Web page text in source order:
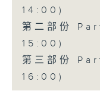
14:00)
第二部份
15:00)
第三部份
16:00)